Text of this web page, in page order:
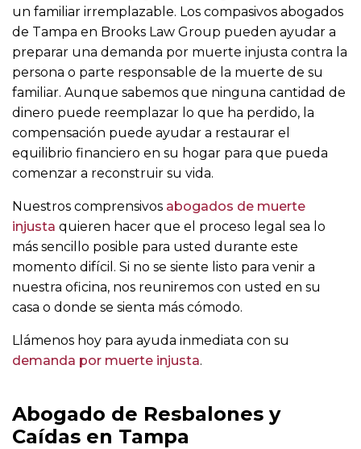
un familiar irremplazable. Los compasivos abogados
de Tampa en Brooks Law Group pueden ayudar a
preparar una demanda por muerte injusta contra la
persona o parte responsable de la muerte de su
familiar. Aunque sabemos que ninguna cantidad de
dinero puede reemplazar lo que ha perdido, la
compensación puede ayudar a restaurar el
equilibrio financiero en su hogar para que pueda
comenzar a reconstruir su vida.
Nuestros comprensivos abogados de muerte
injusta quieren hacer que el proceso legal sea lo
más sencillo posible para usted durante este
momento difícil. Si no se siente listo para venir a
nuestra oficina, nos reuniremos con usted en su
casa o donde se sienta más cómodo.
Llámenos hoy para ayuda inmediata con su
demanda por muerte injusta.
Abogado de Resbalones y
Caídas en Tampa